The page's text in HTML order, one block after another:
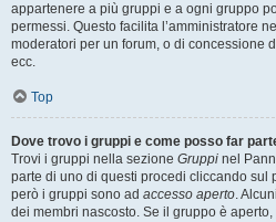
appartenere a più gruppi e a ogni gruppo
permessi. Questo facilita l’amministratore
moderatori per un forum, o di concessione
ecc.
Top
Dove trovo i gruppi e come posso far
Trovi i gruppi nella sezione Gruppi nel
parte di uno di questi procedi cliccando sul
però i gruppi sono ad accesso aperto.
dei membri nascosto. Se il gruppo è